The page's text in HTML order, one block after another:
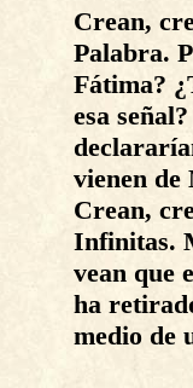
Crean,
Palabra.
Fátima?
esa
vienen
Crean,
Infinitas.
vean que
ha
medio de